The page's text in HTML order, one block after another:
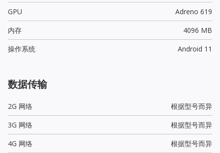
GPU
Adreno 619
内存
4096 MB
操作系统
Android 11
数据传输
2G 网络
根据型号而异
3G 网络
根据型号而异
4G 网络
根据型号而异